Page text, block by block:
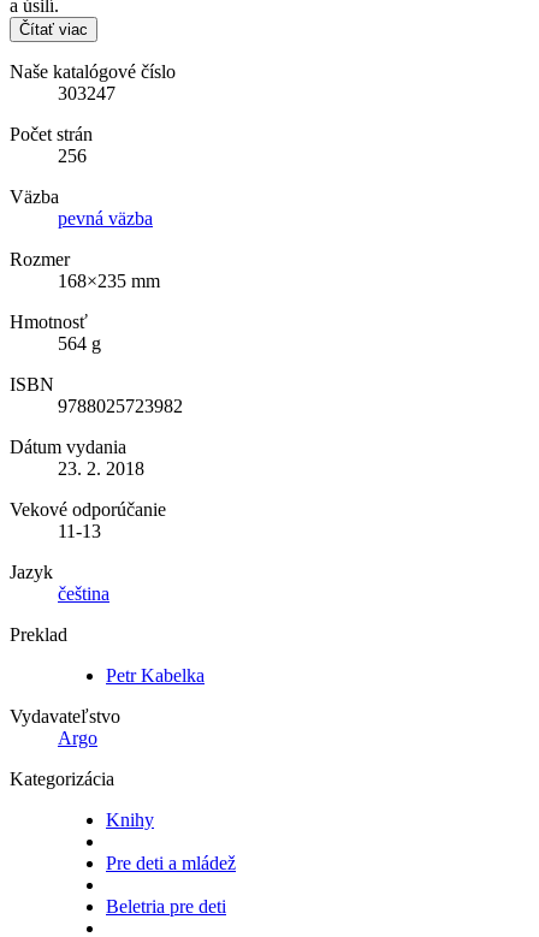
a úsilí.
Čítať viac
Naše katalógové číslo
303247
Počet strán
256
Väzba
pevná väzba
Rozmer
168×235 mm
Hmotnosť
564 g
ISBN
9788025723982
Dátum vydania
23. 2. 2018
Vekové odporúčanie
11-13
Jazyk
čeština
Preklad
Petr Kabelka
Vydavateľstvo
Argo
Kategorizácia
Knihy
Pre deti a mládež
Beletria pre deti